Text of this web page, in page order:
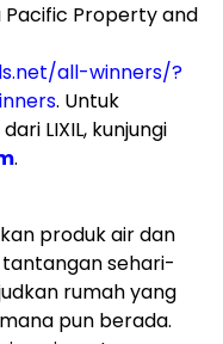
Property and
all-winners/?
. Untuk
LIXIL, kunjungi
.
produk air dan
sehari-
rumah yang
pun berada.